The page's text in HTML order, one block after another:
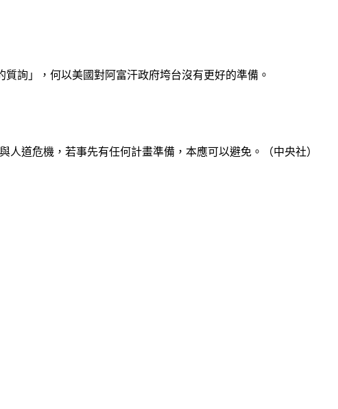
詢」，何以美國對阿富汗政府垮台沒有更好的準備。
人道危機，若事先有任何計畫準備，本應可以避免。（中央社）